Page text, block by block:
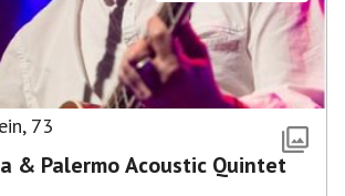
, 73
& Palermo Acoustic Quintet